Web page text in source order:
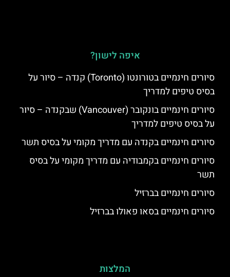
איפה לישון?
סיורים חינמיים בטורונטו (Toronto) קנדה – סיור על
בסיס טיפים למדריך
סיורים חינמיים בונקובר (Vancouver) שבקנדה – סיור
על בסיס טיפים למדריך
סיורים חינמיים בקנדה עם מדריך מקומי על בסיס תשר
סיורים חינמיים בקמבודיה עם מדריך מקומי על בסיס
תשר
סיורים חינמיים בברזיל
סיורים חינמיים בסאו פאולו בברזיל
המלצות